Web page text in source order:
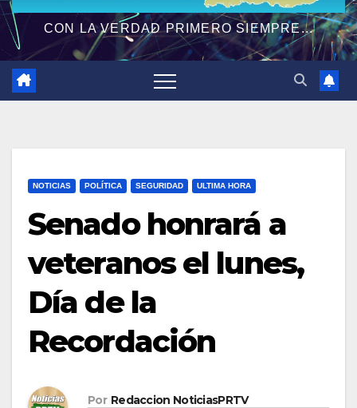
CON LA VERDAD PRIMERO SIEMPRE...
NOTICIAS POLÍTICA SEGURIDAD ULTIMA HORA
Senado honrará a
veteranos el lunes,
Día de la
Recordación
Por Redaccion NoticiasPRTV